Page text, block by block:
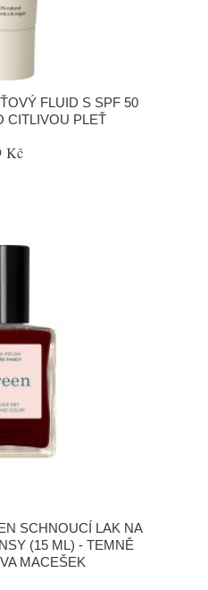
FLUID S SPF 50
CITLIVOU PLEŤ
Kč
SCHNOUCÍ LAK NA
(15 ML) - TEMNĚ
MACEŠEK